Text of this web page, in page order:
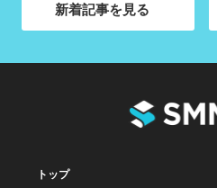
新着記事を見る
トップ